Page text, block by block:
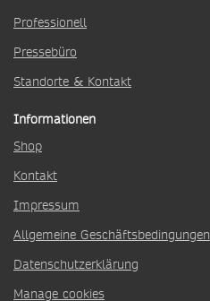
Professionell
Pressebüro
Standorte & Kontakt
Informationen
Shop
Kontakt
Impressum
Allgemeine Geschäftsbedingungen
Datenschutzerklärung
Manage cookies